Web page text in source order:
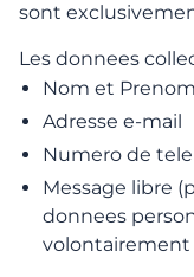
sont
Les donnees
Nom et Prenom
Adresse e-mail
Numero de
Message libre
donnees
volontairement